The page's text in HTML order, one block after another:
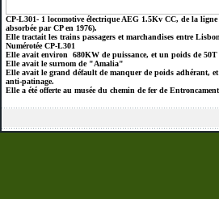
CP-L301- 1 locomotive électrique AEG 1.5Kv CC, de la
absorbée par CP en 1976).
Elle tractait les trains passagers et marchandises entre
Numérotée CP-L301
Elle avait environ 680KW de puissance, et un poids de 50T
Elle avait le surnom de "Amalia"
Elle avait le grand défault de manquer de poids adhérant,
anti-patinage.
Elle a été offerte au musée du chemin de fer de